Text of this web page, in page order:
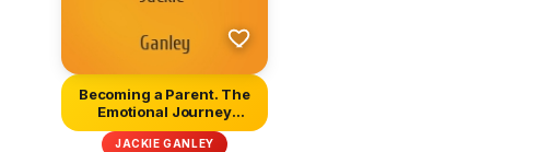
Becoming a Parent. The
Emotional Journey
Through P...
JACKIE GANLEY